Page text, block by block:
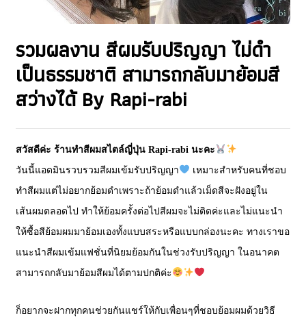
รวมผลงาน สีผมรับปริญญา ไม่ดำ
เป็นธรรมชาติ สามารถกลับมาย้อมสี
สว่างได้ By Rapi-rabi
สวัสดีค่ะ ร้านทำสีผมสไตล์ญี่ปุ่น Rapi-rabi นะคะ
วันนี้แอดมินรวบรวมสีผมเข้มรับปริญญา
เหมาะสำหรับคนที่ชอบ
ทำสีผมแต่ไม่อยากย้อมดำเพราะถ้าย้อมดำแล้วเม็ดสีจะฝังอยู่ใน
เส้นผมตลอดไป ทำให้ย้อมครั้งต่อไปสีผมจะไม่ติดค่ะและไม่แนะนำ
ให้ซื้อสีย้อมผมมาย้อมเองทั้งแบบสระหรือแบบกล่องนะคะ ทางเราขอ
แนะนำสีผมเข้มแฟชั่นที่นิยมย้อมกันในช่วงรับปริญญา ในอนาคต
สามารถกลับมาย้อมสีผมได้ตามปกติค่ะ
ก็อยากจะฝากทุกคนช่วยกันแชร์ให้กับเพื่อนๆที่ชอบย้อมผมด้วยวิธี